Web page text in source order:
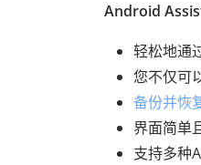
Android
轻松地通
您不仅可
备份并恢
界面简单
支持多种